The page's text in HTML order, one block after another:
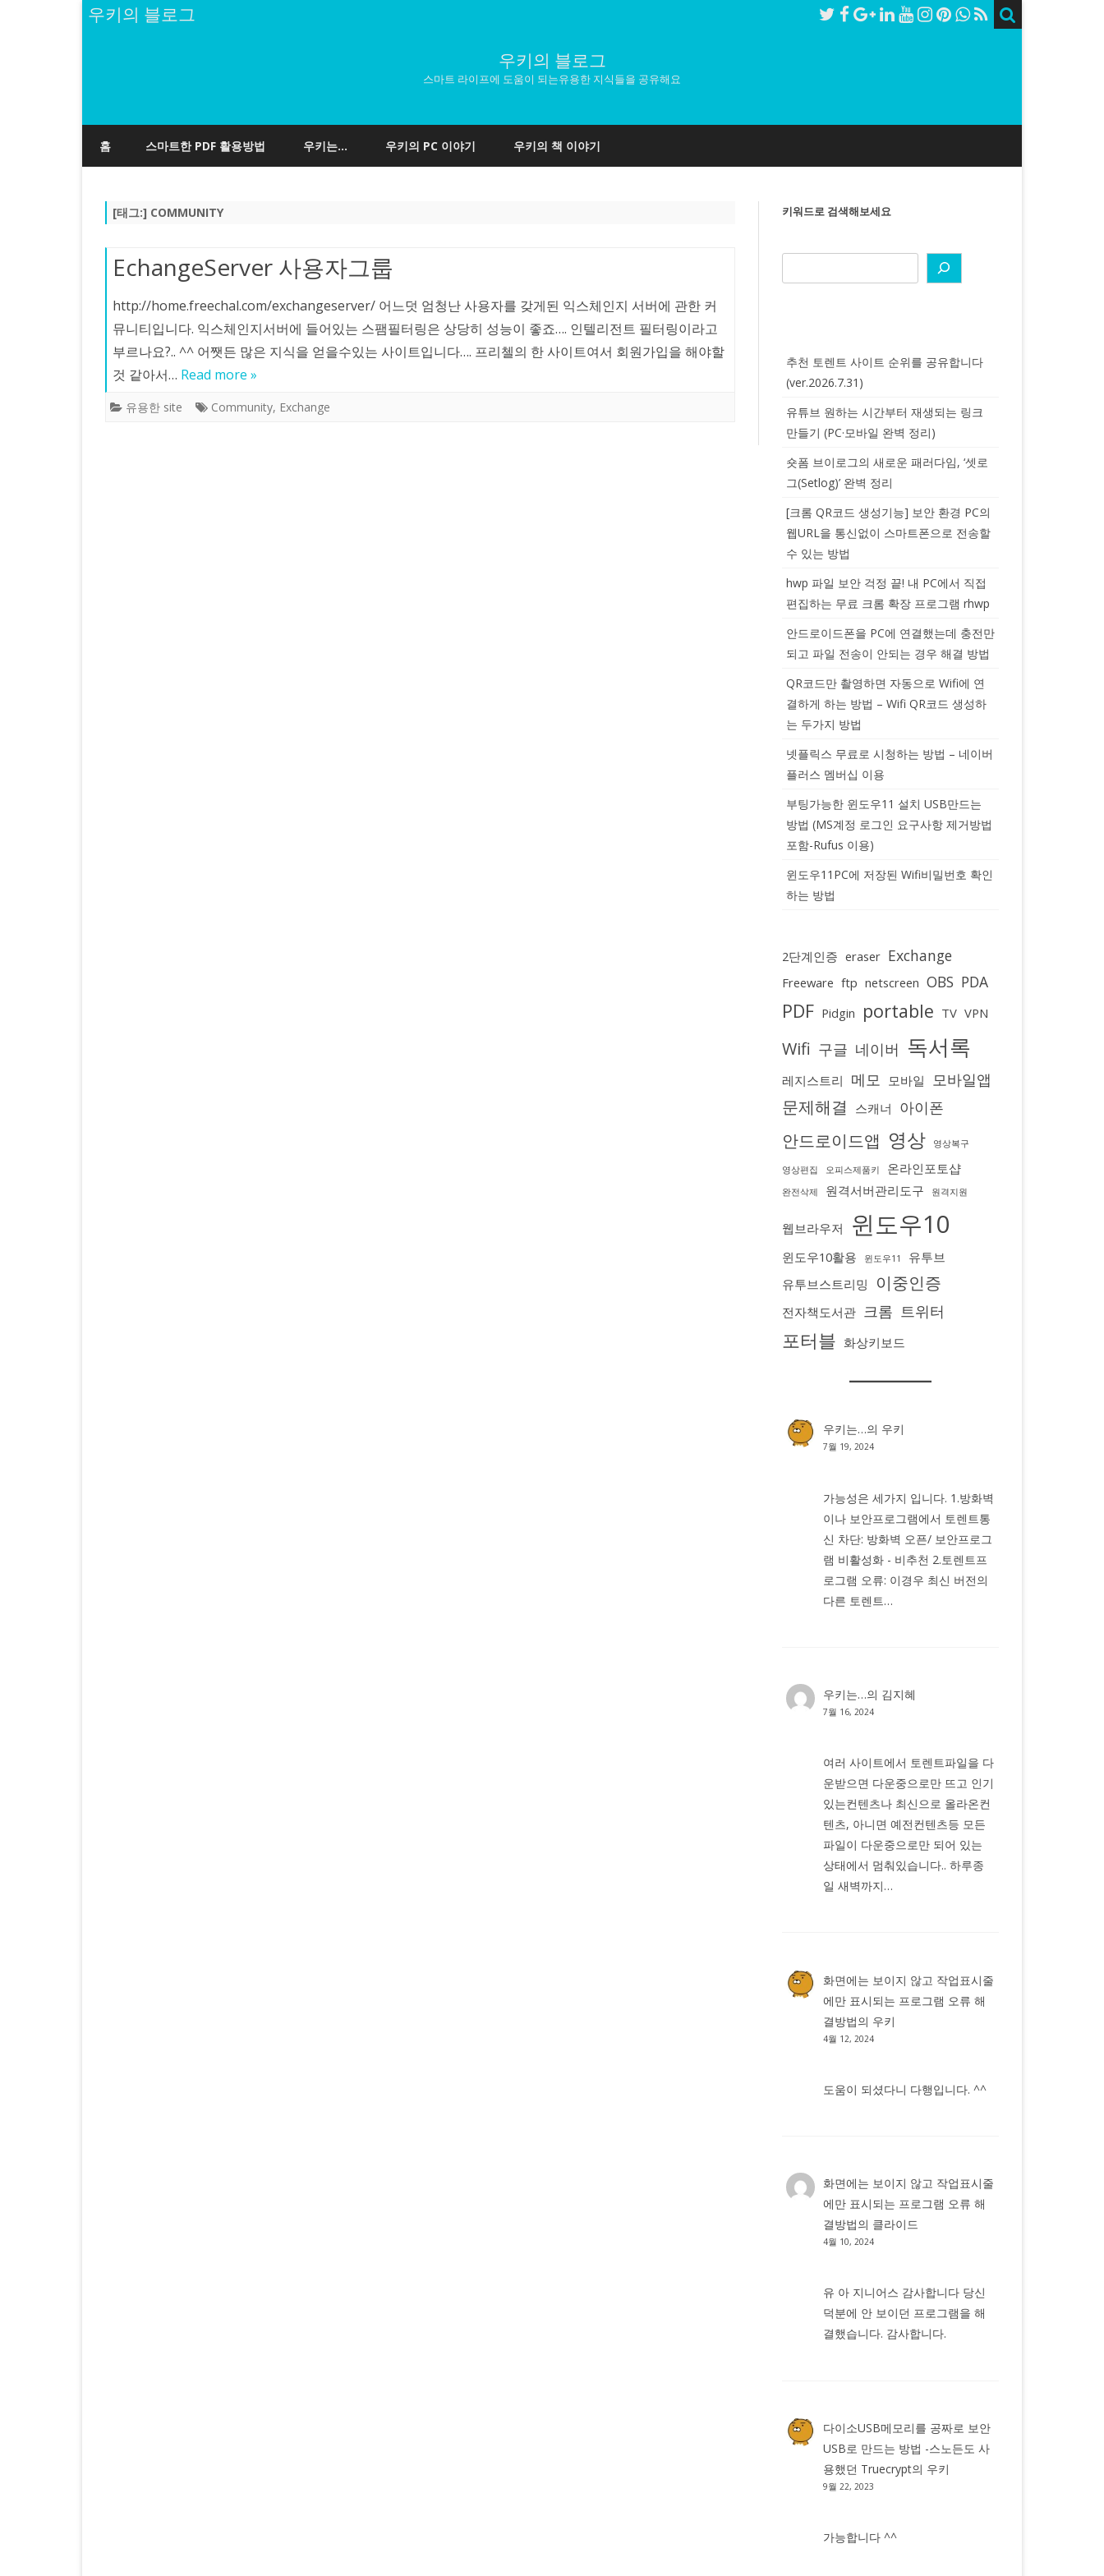
우키의 블로그
우키의 블로그
스마트 라이프에 도움이 되는유용한 지식들을 공유해요
to
content
홈 스마트한 PDF 활용방법 우키는… 우키의 PC 이야기 우키의 책 이야기
[태그:] COMMUNITY
EchangeServer 사용자그룹
http://home.freechal.com/exchangeserver/ 어느덧 엄청난 사용자를 갖게된 익스체인지 서버에 관한 커
뮤니티입니다. 익스체인지서버에 들어있는 스팸필터링은 상당히 성능이 좋죠…. 인텔리전트 필터링이라고
부르나요?.. ^^ 어쨋든 많은 지식을 얻을수있는 사이트입니다…. 프리첼의 한 사이트여서 회원가입을 해야할
것 같아서… Read more »
유용한 site Community, Exchange
키워드로 검색해보세요
추천 토렌트 사이트 순위를 공유합니다
(ver.2026.7.31)
유튜브 원하는 시간부터 재생되는 링크
만들기 (PC·모바일 완벽 정리)
숏폼 브이로그의 새로운 패러다임, ‘셋로
그(Setlog)’ 완벽 정리
[크롬 QR코드 생성기능] 보안 환경 PC의
웹URL을 통신없이 스마트폰으로 전송할
수 있는 방법
hwp 파일 보안 걱정 끝! 내 PC에서 직접
편집하는 무료 크롬 확장 프로그램 rhwp
안드로이드폰을 PC에 연결했는데 충전만
되고 파일 전송이 안되는 경우 해결 방법
QR코드만 촬영하면 자동으로 Wifi에 연
결하게 하는 방법 – Wifi QR코드 생성하
는 두가지 방법
넷플릭스 무료로 시청하는 방법 – 네이버
플러스 멤버십 이용
부팅가능한 윈도우11 설치 USB만드는
방법 (MS계정 로그인 요구사항 제거방법
포함-Rufus 이용)
윈도우11PC에 저장된 Wifi비밀번호 확인
하는 방법
2단계인증 eraser Exchange
Freeware ftp netscreen OBS PDA
PDF Pidgin portable TV VPN
Wifi 구글 네이버 독서록
레지스트리 메모 모바일 모바일앱
문제해결 스캐너 아이폰
안드로이드앱 영상 영상복구
영상편집 오피스제품키 온라인포토샵
완전삭제 원격서버관리도구 원격지원
웹브라우저 윈도우10
윈도우10활용 윈도우11
유투브
유투브스트리밍
이중인증
전자책도서관 크롬 트위터
포터블 화상키보드
우키는…의 우키
7월 19, 2024
가능성은 세가지 입니다. 1.방화벽
이나 보안프로그램에서 토렌트통
신 차단: 방화벽 오픈/ 보안프로그
램 비활성화 - 비추천 2.토렌트프
로그램 오류: 이경우 최신 버전의
다른 토렌트…
우키는…의 김지혜
7월 16, 2024
여러 사이트에서 토렌트파일을 다
운받으면 다운중으로만 뜨고 인기
있는컨텐츠나 최신으로 올라온컨
텐츠, 아니면 예전컨텐츠등 모든
파일이 다운중으로만 되어 있는
상태에서 멈춰있습니다.. 하루종
일 새벽까지…
화면에는 보이지 않고 작업표시줄
에만 표시되는 프로그램 오류 해
결방법의 우키
4월 12, 2024
도움이 되셨다니 다행입니다. ^^
화면에는 보이지 않고 작업표시줄
에만 표시되는 프로그램 오류 해
결방법의 클라이드
4월 10, 2024
유 아 지니어스 감사합니다 당신
덕분에 안 보이던 프로그램을 해
결했습니다. 감사합니다.
다이소USB메모리를 공짜로 보안
USB로 만드는 방법 -스노든도 사
용했던 Truecrypt의 우키
9월 22, 2023
가능합니다 ^^